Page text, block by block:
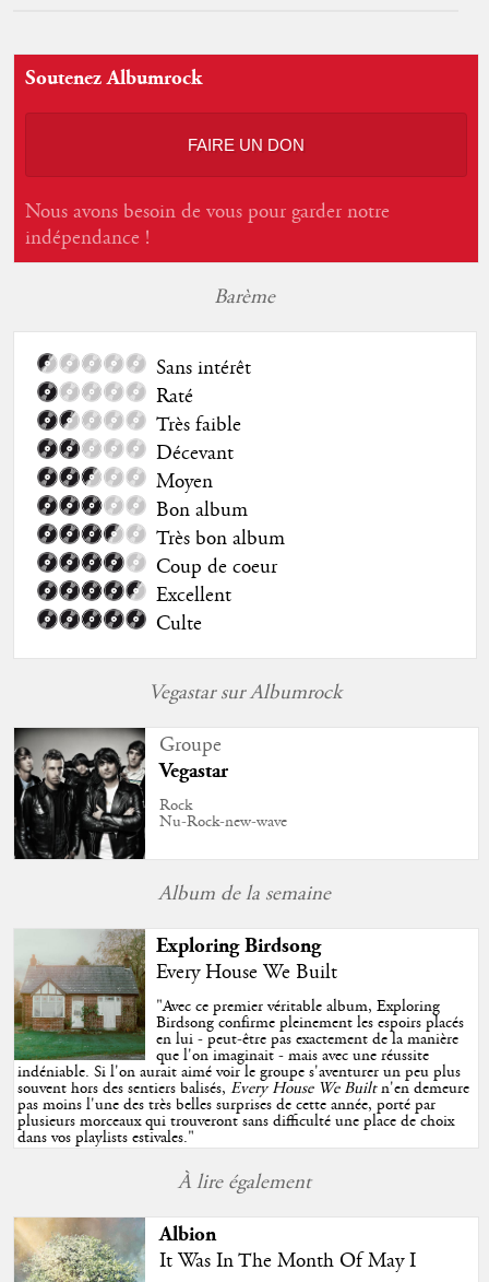
Soutenez Albumrock
FAIRE UN DON
Nous avons besoin de vous pour garder notre
indépendance !
Barème
Sans intérêt
Raté
Très faible
Décevant
Moyen
Bon album
Très bon album
Coup de coeur
Excellent
Culte
Vegastar sur Albumrock
Groupe
Vegastar
Rock
Nu-Rock-new-wave
Album de la semaine
Exploring Birdsong
Every House We Built
"Avec ce premier véritable album, Exploring
Birdsong confirme pleinement les espoirs placés
en lui - peut-être pas exactement de la manière
que l'on imaginait - mais avec une réussite
indéniable. Si l'on aurait aimé voir le groupe s'aventurer un peu plus
souvent hors des sentiers balisés,Every House We Builtn'en demeure
pas moins l'une des très belles surprises de cette année, porté par
plusieurs morceaux qui trouveront sans difficulté une place de choix
dans vos playlists estivales."
À lire également
Albion
It Was In The Month Of May I